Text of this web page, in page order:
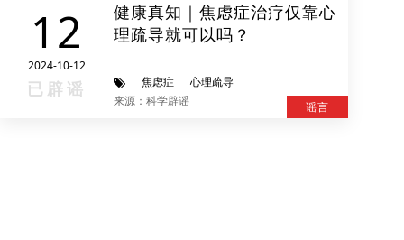
12
2024-10-12
已辟谣
健康真知｜焦虑症治疗仅靠心
理疏导就可以吗？
焦虑症
心理疏导
来源：科学辟谣
谣言